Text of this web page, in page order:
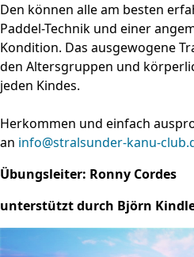
Den können alle am besten
Paddel-Technik und einer
Kondition. Das ausgewogene
den Altersgruppen und
jeden Kindes.
Herkommen und einfach
an info@stralsunder-kanu-
Übungsleiter: Ronny Cordes
unterstützt durch Björn